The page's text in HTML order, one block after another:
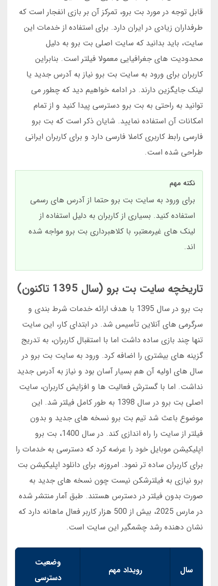
قابل توجه در مورد بت برو، تمرکز آن بر بازی انفجار است که
طرفداران زیادی در ایران دارد. برای استفاده از خدمات این
سایت، باید بدانید که سایت اصلی بت برو به دلیل
محدودیت های جغرافیایی معمولا فیلتر است. بنابراین
کاربران برای ورود به سایت بت برو نیاز به آدرس جدید یا
لینک جایگزین دارند. در ادامه خواهیم دید که چطور می
توانید به راحتی به بت برو دسترسی پیدا کنید و از تمام
امکانات آن استفاده نمایید. شایان ذکر است که بت برو
فارسی رابط کاربری کاملا فارسی دارد و برای کاربران ایرانی
طراحی شده است.
نکته مهم
برای ورود به سایت بت برو حتما از آدرس های رسمی
استفاده کنید. بسیاری از کاربران به دلیل استفاده از
لینک های غیرمعتبر، با کلاهبرداری بت برو مواجه شده
اند.
تاریخچه سایت بت برو (سال 1395 تاکنون)
بت برو در سال 1395 با هدف ارائه خدمات شرط بندی و
سرگرمی های آنلاین تأسیس شد. در ابتدای کار، این سایت
تنها چند بازی ساده داشت اما با استقبال کاربران، به تدریج
گزینه های بیشتری را اضافه کرد. ورود به سایت بت برو در
سال های اولیه آن هم بسیار آسان بود و نیاز به آدرس جدید
نداشت. اما با گسترش فعالیت ها و افزایش کاربران، سایت
اصلی بت برو در سال 1398 به طور کامل فیلتر شد. این
موضوع باعث شد تیم بت برو نسخه های جدید و بدون
فیلتر از سایت را راه اندازی کند. در سال 1400، بت برو
اپلیکیشن موبایل خود را عرضه کرد که دسترسی به خدمات را
برای کاربران ساده تر نمود. امروزه، برای دانلود اپلیکیشن بت
برو نیازی به فیلترشکن نیست چون نسخه های جدید به
صورت بدون فیلتر در دسترس هستند. طبق آمار منتشر شده
در مارس 2025، بیش از 500 هزار کاربر فعال ماهانه دارد که
نشان دهنده رشد چشمگیر این سایت است.
سال رویداد مهم
وضعیت
دسترسی